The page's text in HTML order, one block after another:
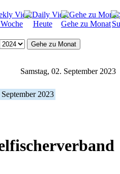
Heute Gehe zu Monat
Gehe zu Monat
Samstag, 02. September 2023
2023